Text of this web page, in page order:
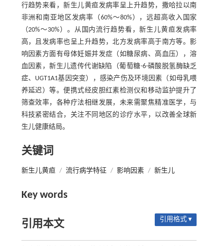
行趋势来看，新生儿黄疸发病率呈上升趋势，撒哈拉以南
非洲和南亚地区发病率（60%～80%），远超高收入国家
（20%～30%）。从国内流行趋势看，新生儿黄疸发病率
高，且发病率也呈上升趋势，北方发病率高于南方等。影
响因素方面有母体妊娠并发症（如糖尿病、高血压），溶
血因素，新生儿遗传代谢缺陷（葡萄糖-6-磷酸脱氢酶缺乏
症、UGT1A1基因突变），感染产伤及环境因素（如母乳喂
养延迟）等。便携式经皮胆红素检测仪和移动监护提升了
筛查效率，各种疗法相继发展，未来需聚焦精准医学，与
科技紧密结合，关注不同地区的诊疗水平，以改善全球新
生儿健康结局。
关键词
新生儿黄疸 / 流行病学特征 / 影响因素 / 新生儿
Key words
引用本文 引用格式 ▾